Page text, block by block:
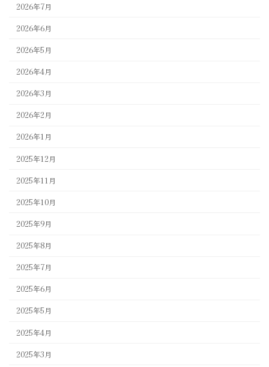
2026年7月
2026年6月
2026年5月
2026年4月
2026年3月
2026年2月
2026年1月
2025年12月
2025年11月
2025年10月
2025年9月
2025年8月
2025年7月
2025年6月
2025年5月
2025年4月
2025年3月